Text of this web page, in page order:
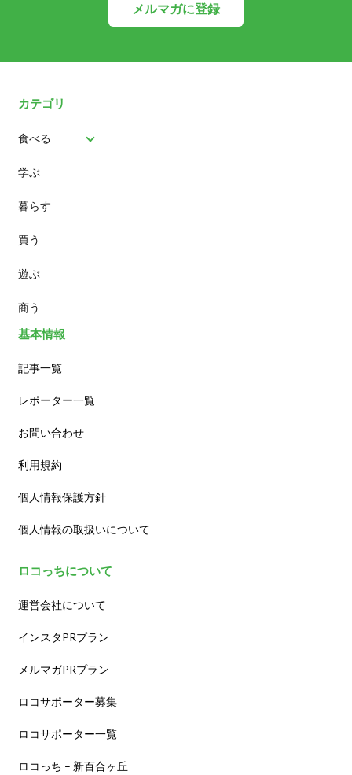
メルマガに登録
カテゴリ
食べる
パン
スイーツ
ランチ
カフェ
学ぶ
暮らす
買う
遊ぶ
商う
基本情報
記事一覧
レポーター一覧
お問い合わせ
利用規約
個人情報保護方針
個人情報の取扱いについて
ロコっちについて
運営会社について
インスタPRプラン
メルマガPRプラン
ロコサポーター募集
ロコサポーター一覧
ロコっち – 新百合ヶ丘